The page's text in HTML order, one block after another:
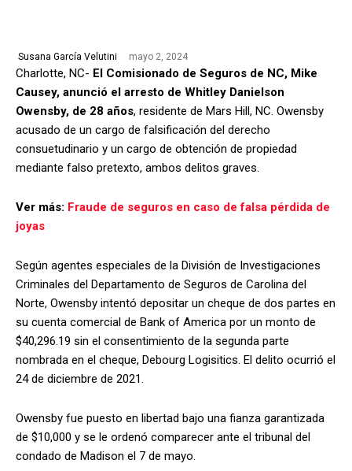
Susana García Velutini mayo 2, 2024
Charlotte, NC- El Comisionado de Seguros de NC, Mike
Causey, anunció el arresto de Whitley Danielson
Owensby, de 28 años, residente de Mars Hill, NC. Owensby
acusado de un cargo de falsificación del derecho
consuetudinario y un cargo de obtención de propiedad
mediante falso pretexto, ambos delitos graves.
Ver más: Fraude de seguros en caso de falsa pérdida de
joyas
Según agentes especiales de la División de Investigaciones
Criminales del Departamento de Seguros de Carolina del
Norte, Owensby intentó depositar un cheque de dos partes en
su cuenta comercial de Bank of America por un monto de
$40,296.19 sin el consentimiento de la segunda parte
nombrada en el cheque, Debourg Logisitics. El delito ocurrió el
24 de diciembre de 2021.
Owensby fue puesto en libertad bajo una fianza garantizada
de $10,000 y se le ordenó comparecer ante el tribunal del
condado de Madison el 7 de mayo.